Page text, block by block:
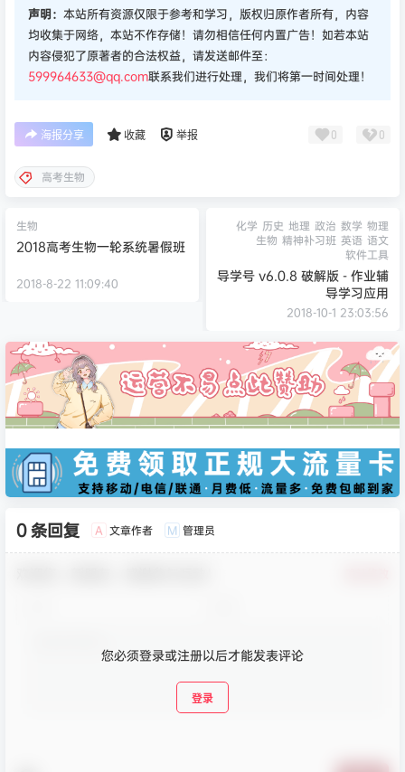
声明： 本站所有资源仅限于参考和学习，版权归原作者所有，内容
均收集于网络，本站不作存储！请勿相信任何内置广告！如若本站
内容侵犯了原著者的合法权益，请发送邮件至：
599964633@qq.com联系我们进行处理，我们将第一时间处理！
海报分享 收藏 举报 0 0
高考生物
生物
2018高考生物一轮系统暑假班
2018-8-22 11:09:40
化学 历史 地理 政治 数学 物理
生物 精神补习班 英语 语文
软件工具
导学号 v6.0.8 破解版 - 作业辅
导学习应用
2018-10-1 23:03:56
0 条回复 A 文章作者 M 管理员
您必须登录或注册以后才能发表评论
登录